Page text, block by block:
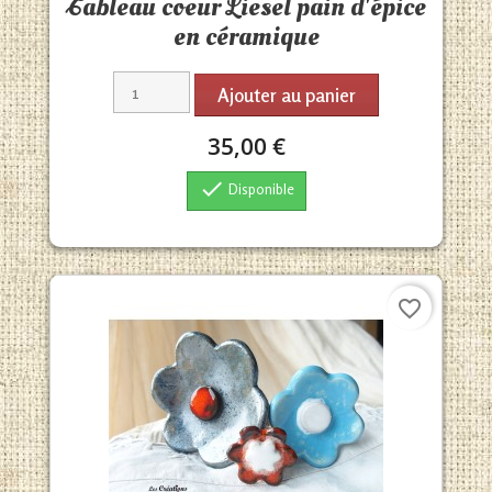
en céramique
Ajouter au panier
35,00 €
 Disponible
favorite_border